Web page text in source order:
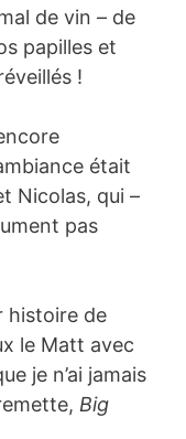
de vin – de
papilles et
!
était
Nicolas, qui –
pas
histoire de
le Matt avec
je n’ai jamais
Big